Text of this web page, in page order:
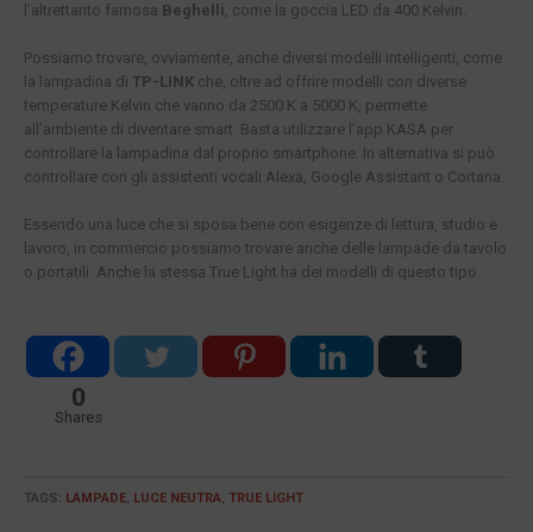
l’altrettanto famosa Beghelli, come la goccia LED da 400 Kelvin.
Possiamo trovare, ovviamente, anche diversi modelli intelligenti, come
la lampadina di TP-LINK che, oltre ad offrire modelli con diverse
temperature Kelvin che vanno da 2500 K a 5000 K, permette
all’ambiente di diventare smart. Basta utilizzare l’app KASA per
controllare la lampadina dal proprio smartphone. In alternativa si può
controllare con gli assistenti vocali Alexa, Google Assistant o Cortana.
Essendo una luce che si sposa bene con esigenze di lettura, studio e
lavoro, in commercio possiamo trovare anche delle lampade da tavolo
o portatili. Anche la stessa True Light ha dei modelli di questo tipo.
0
Shares
TAGS: LAMPADE, LUCE NEUTRA, TRUE LIGHT